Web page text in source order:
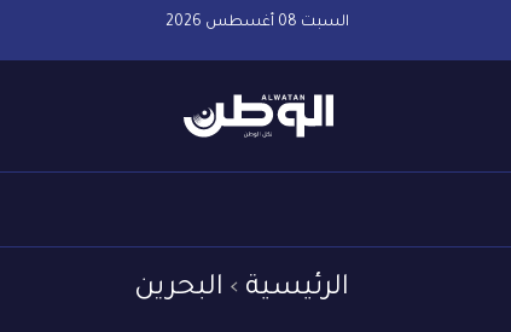
السبت 08 أغسطس 2026
الرئيسية البحرين